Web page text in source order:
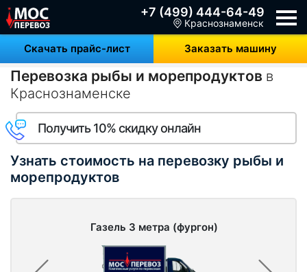
+7 (499) 444-64-49
Скачать прайс-лист Заказать машину
Краснознаменск
Перевозка рыбы и морепродуктов в
Краснознаменске
Получить 10% скидку онлайн
Узнать стоимость на перевозку рыбы и
морепродуктов
Газель 3 метра (фургон)